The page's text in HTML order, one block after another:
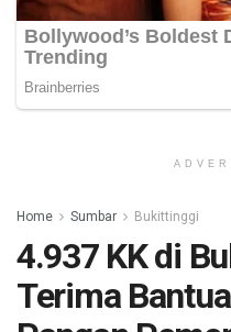
Home Sumbar Bukittinggi
4.937 KK di
Terima